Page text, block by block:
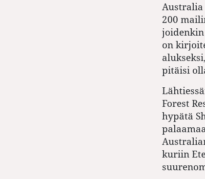
200
on
pitäisi
Forest
hypätä
kuriin